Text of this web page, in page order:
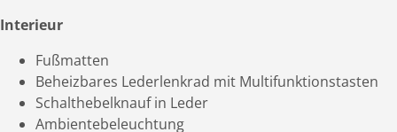
Interieur
Fußmatten
Beheizbares Lederlenkrad mit Multifunktionstasten
Schalthebelknauf in Leder
Ambientebeleuchtung